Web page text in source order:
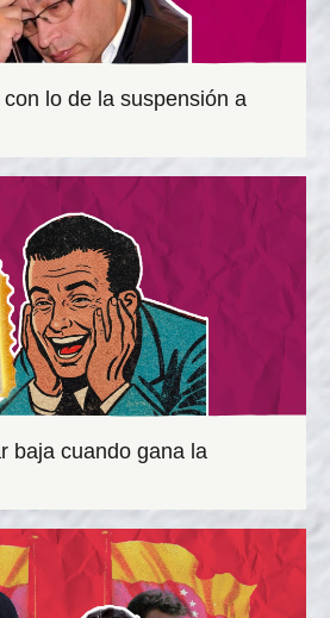
lo de la suspensión a
baja cuando gana la